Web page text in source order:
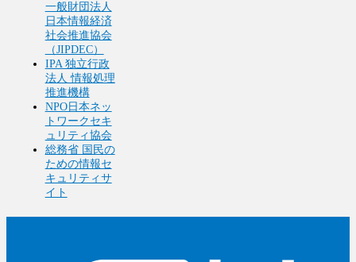
一般財団法人
日本情報経済
社会推進協会
（JIPDEC）
IPA 独立行政
法人 情報処理
推進機構
NPO日本ネッ
トワークセキ
ュリティ協会
総務省 国民の
ための情報セ
キュリティサ
イト